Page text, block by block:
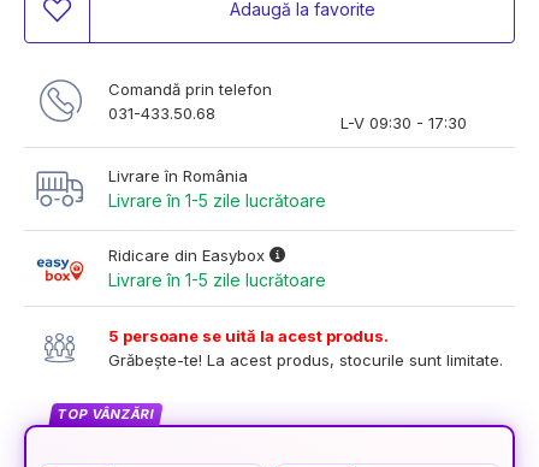
Adaugă la favorite
Comandă prin telefon
031-433.50.68
L-V 09:30 - 17:30
Livrare în România
Livrare în 1-5 zile lucrătoare
Ridicare din Easybox
Livrare în 1-5 zile lucrătoare
5 persoane se uită la acest produs.
Grăbește-te! La acest produs, stocurile sunt limitate.
TOP VÂNZĂRI